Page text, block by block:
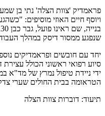
פראמדיק 'צוות הצלה' נתי בן
ויוסף חיים האוזי מוסיפים:
שנפגע ממסור דיסק במהלך
יחד עם חובשים ופראמדיקים
סיוע רפואי ראשוני הכולל עצירת
ידי ניידת טיפול נמרץ של מד"א
הטראומה בבית החולים שערי
תיעוד: דוברות צוות הצלה